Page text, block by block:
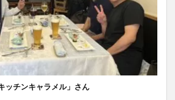
ッチンキャラメル」さん